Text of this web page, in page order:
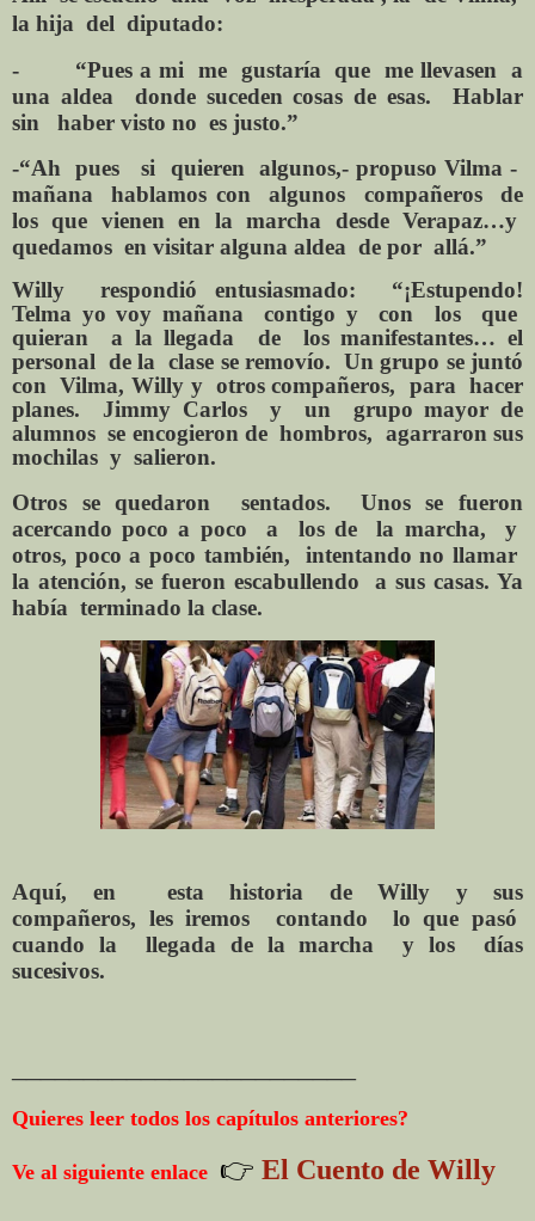
la hija del diputado:
- “Pues a mi me gustaría que me llevasen a
una aldea donde suceden cosas de esas. Hablar
sin haber visto no es justo.”
-“Ah pues si quieren algunos,- propuso Vilma -
mañana hablamos con algunos compañeros de
los que vienen en la marcha desde Verapaz…y
quedamos en visitar alguna aldea de por allá.”
Willy respondió entusiasmado: “¡Estupendo!
Telma yo voy mañana contigo y con los que
quieran a la llegada de los manifestantes… el
personal de la clase se removío. Un grupo se juntó
con Vilma, Willy y otros compañeros, para hacer
planes. Jimmy Carlos y un grupo mayor de
alumnos se encogieron de hombros, agarraron sus
mochilas y salieron.
Otros se quedaron sentados. Unos se fueron
acercando poco a poco a los de la marcha, y
otros, poco a poco también, intentando no llamar
la atención, se fueron escabullendo a sus casas. Ya
había terminado la clase.
Aquí, en esta historia de Willy y sus
compañeros, les iremos contando lo que pasó
cuando la llegada de la marcha y los días
sucesivos.
Quieres leer todos los capítulos anteriores?
Ve al siguiente enlace 👉 El Cuento de Willy